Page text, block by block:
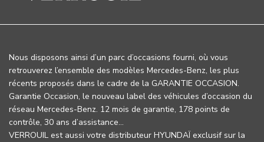
Nous disposons ainsi d’un parc d’occasions fourni, où vous
retrouverez l’ensemble des modèles Mercedes-Benz, les plus
récents proposés dans le cadre de la GARANTIE OCCASION.
Garantie Occasion, le nouveau label des véhicules d’occasion du
réseau Mercedes-Benz. 12 mois de garantie, 178 points de
contrôle, 30 ans d’assistance…
VERROUIL est aussi votre distributeur HYUNDAÏ exclusif sur la